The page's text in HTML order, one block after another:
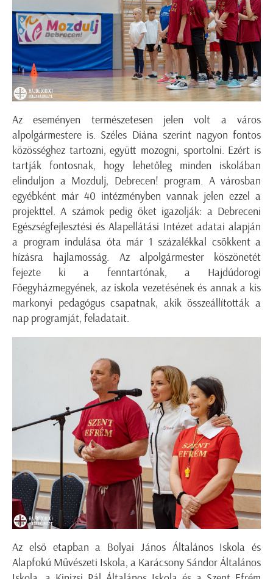
Az eseményen természetesen jelen volt a város
alpolgármestere is. Széles Diána szerint nagyon fontos
közösséghez tartozni, együtt mozogni, sportolni. Ezért is
tartják fontosnak, hogy lehetőleg minden iskolában
elinduljon a Mozdulj, Debrecen! program. A városban
egyébként már 40 intézményben vannak jelen ezzel a
projekttel. A számok pedig őket igazolják: a Debreceni
Egészségfejlesztési és Alapellátási Intézet adatai alapján
a program indulása óta már 1 százalékkal csökkent a
hízásra hajlamosság. Az alpolgármester köszönetét
fejezte ki a fenntartónak, a Hajdúdorogi
Főegyházmegyének, az iskola vezetésének és annak a kis
markonyi pedagógus csapatnak, akik összeállították a
nap programját, feladatait.
Az első etapban a Bolyai János Általános Iskola és
Alapfokú Művészeti Iskola, a Karácsony Sándor Általános